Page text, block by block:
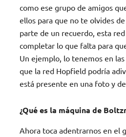
como ese grupo de amigos
ellos para que no te olvides
parte de un recuerdo, esta
completar lo que falta para
Un ejemplo, lo tenemos en
que la red Hopfield podría
está presente en una foto y
¿Qué es la máquina de
Ahora toca adentrarnos en el